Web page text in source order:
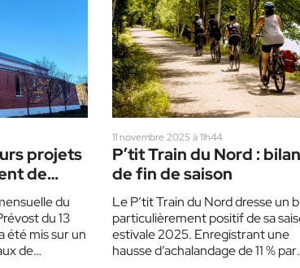
projets
de
du
du 13
été mis sur un
de
11 novembre 2025 à 11h44
P’tit Train du Nord : bilan
de fin de saison
Le P’tit Train du Nord dresse un
particulièrement positif de sa
estivale 2025. Enregistrant une
hausse d’achalandage de 11 % par